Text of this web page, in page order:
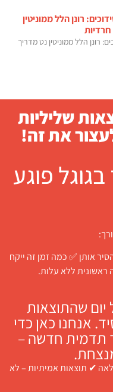
רונן הלל ממוניטין
רונן הלל ממוניטין נט מדריך
שליליות
את זה!
פוגע
אותן ✅ כמה זמן זה ייקח
ראשונית ללא עלות.
שהתוצאות
אנחנו כאן כדי
תדמית חדשה –
✔ תוצאות אמיתיות – לא